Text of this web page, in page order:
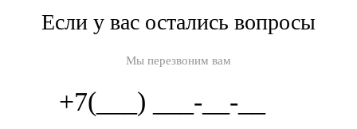
Если у вас остались вопросы
Мы перезвоним вам